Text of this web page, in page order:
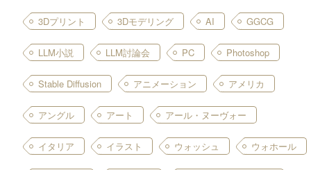
3Dプリント 3Dモデリング AI GGCG
LLM小説 LLM討論会 PC Photoshop
Stable Diffusion アニメーション アメリカ
アングル アート アール・ヌーヴォー
イタリア イラスト ウォッシュ ウォホール